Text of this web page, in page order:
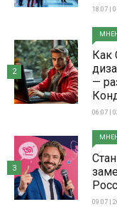
18:07 |
Как
—
06:07 |
2
09:07 |
3